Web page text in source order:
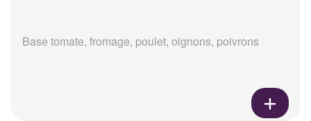
Base tomate, fromage, poulet, oignons, poivrons